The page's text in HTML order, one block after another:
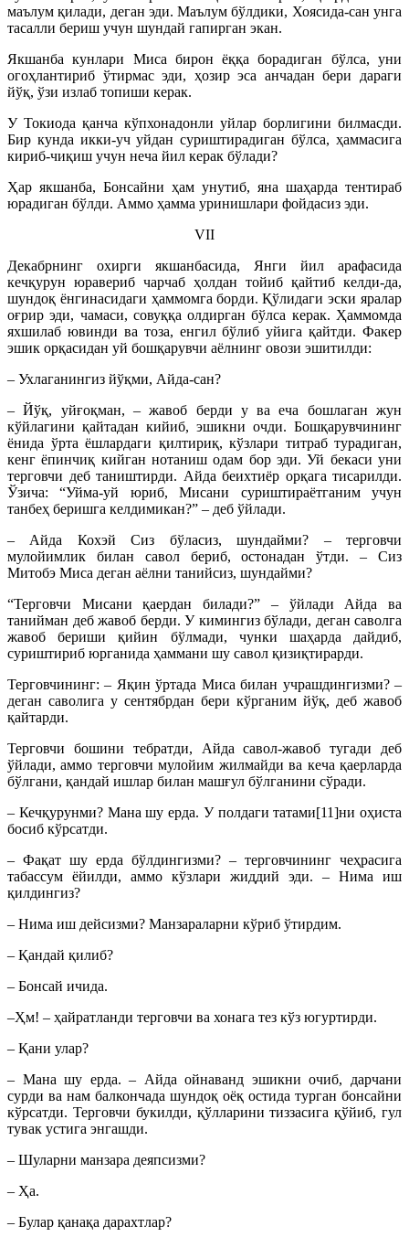
маълум қилади, деган эди. Маълум бўлдики, Хоясида-сан унга
тасалли бериш учун шундай гапирган экан.
Якшанба кунлари Миса бирон ёққа борадиган бўлса, уни
огоҳлантириб ўтирмас эди, ҳозир эса анчадан бери дараги
йўқ, ўзи излаб топиши керак.
У Токиода қанча кўпхонадонли уйлар борлигини билмасди.
Бир кунда икки-уч уйдан суриштирадиган бўлса, ҳаммасига
кириб-чиқиш учун неча йил керак бўлади?
Ҳар якшанба, Бонсайни ҳам унутиб, яна шаҳарда тентираб
юрадиган бўлди. Аммо ҳамма уринишлари фойдасиз эди.
VII
Декабрнинг охирги якшанбасида, Янги йил арафасида
кечқурун юравериб чарчаб ҳолдан тойиб қайтиб келди-да,
шундоқ ёнгинасидаги ҳаммомга борди. Қўлидаги эски яралар
оғрир эди, чамаси, совуққа олдирган бўлса керак. Ҳаммомда
яхшилаб ювинди ва тоза, енгил бўлиб уйига қайтди. Факер
эшик орқасидан уй бошқарувчи аёлнинг овози эшитилди:
– Ухлаганингиз йўқми, Айда-сан?
– Йўқ, уйғоқман, – жавоб берди у ва еча бошлаган жун
кўйлагини қайтадан кийиб, эшикни очди. Бошқарувчининг
ёнида ўрта ёшлардаги қилтириқ, кўзлари титраб турадиган,
кенг ёпинчиқ кийган нотаниш одам бор эди. Уй бекаси уни
терговчи деб таништирди. Айда беихтиёр орқага тисарилди.
Ўзича: “Уйма-уй юриб, Мисани суриштираётганим учун
танбеҳ беришга келдимикан?” – деб ўйлади.
– Айда Кохэй Сиз бўласиз, шундайми? – терговчи
мулойимлик билан савол бериб, остонадан ўтди. – Сиз
Митобэ Миса деган аёлни танийсиз, шундайми?
“Терговчи Мисани қаердан билади?” – ўйлади Айда ва
танийман деб жавоб берди. У кимингиз бўлади, деган саволга
жавоб бериши қийин бўлмади, чунки шаҳарда дайдиб,
суриштириб юрганида ҳаммани шу савол қизиқтирарди.
Терговчининг: – Яқин ўртада Миса билан учрашдингизми? –
деган саволига у сентябрдан бери кўрганим йўқ, деб жавоб
қайтарди.
Терговчи бошини тебратди, Айда савол-жавоб тугади деб
ўйлади, аммо терговчи мулойим жилмайди ва кеча қаерларда
бўлгани, қандай ишлар билан машғул бўлганини сўради.
– Кечқурунми? Мана шу ерда. У полдаги татами[11]ни оҳиста
босиб кўрсатди.
– Фақат шу ерда бўлдингизми? – терговчининг чеҳрасига
табассум ёйилди, аммо кўзлари жиддий эди. – Нима иш
қилдингиз?
– Нима иш дейсизми? Манзараларни кўриб ўтирдим.
– Қандай қилиб?
– Бонсай ичида.
–Ҳм! – ҳайратланди терговчи ва хонага тез кўз югуртирди.
– Қани улар?
– Мана шу ерда. – Айда ойнаванд эшикни очиб, дарчани
сурди ва нам балкончада шундоқ оёқ остида турган бонсайни
кўрсатди. Терговчи букилди, қўлларини тиззасига қўйиб, гул
тувак устига энгашди.
– Шуларни манзара деяпсизми?
– Ҳа.
– Булар қанақа дарахтлар?